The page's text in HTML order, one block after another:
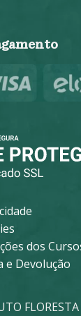
dos
e Devolução